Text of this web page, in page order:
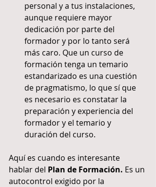
personal y a tus instalaciones,
aunque requiere mayor
dedicación por parte del
formador y por lo tanto será
más caro. Que un curso de
formación tenga un temario
estandarizado es una cuestión
de pragmatismo, lo que sí que
es necesario es constatar la
preparación y experiencia del
formador y el temario y
duración del curso.
Aquí es cuando es interesante
hablar del Plan de Formación. Es un
autocontrol exigido por la